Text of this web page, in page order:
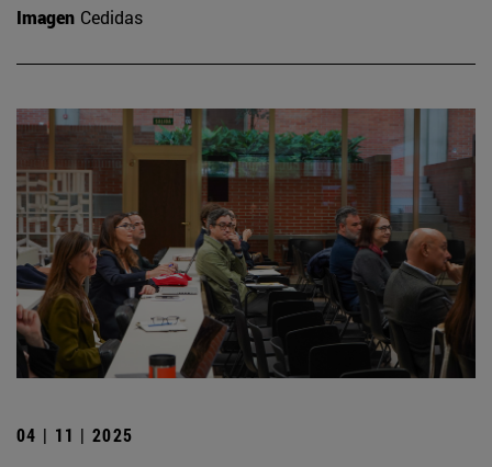
Imagen Cedidas
04 | 11 | 2025